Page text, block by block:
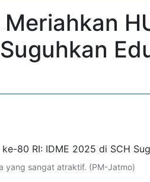
yang sangat atraktif. (PM-Jatmo)